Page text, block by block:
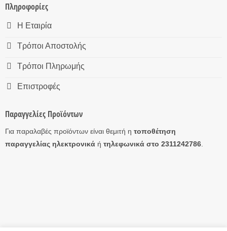
Πληροφορίες
Η Εταιρία
Τρόποι Αποστολής
Τρόποι Πληρωμής
Επιστροφές
Παραγγελίες Προϊόντων
Για παραλαβές προϊόντων είναι θεμιτή η τοποθέτηση
παραγγελίας ηλεκτρονικάή τηλεφωνικά στο 2311242786.